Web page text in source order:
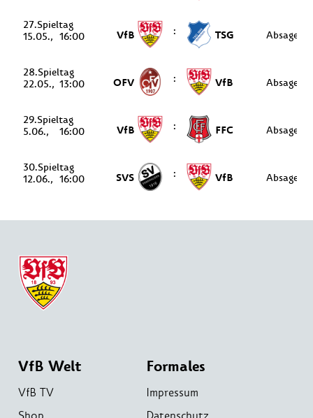
27.
15.05.
16:00 VfB : TSG Absage
28.
22.05.
13:00 OFV : VfB Absage
29.
5.06.
16:00 VfB : FFC Absage
30.
12.06.
16:00 SVS : VfB Absage
VfB Welt
VfB TV
Formales
Impressum